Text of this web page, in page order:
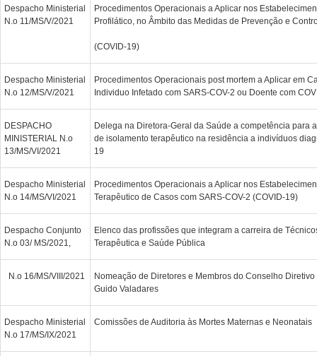
Despacho Ministerial
N.o 11/MS/V/2021
Procedimentos Operacionais a Aplicar nos
Profilático, no Âmbito das Medidas de Prevenção e
(COVID-19)
Despacho Ministerial
N.o 12/MS/V/2021
Procedimentos Operacionais post mortem a Aplicar em
Individuo Infetado com SARS-COV-2 ou Doente com
DESPACHO
MINISTERIAL N.o
13/MS/VI/2021
Delega na Diretora-Geral da Saúde a competência para
de isolamento terapêutico na residência a indivíduos
19
Despacho Ministerial
N.o 14/MS/VI/2021
Procedimentos Operacionais a Aplicar nos
Terapêutico de Casos com SARS-COV-2 (COVID-19)
Despacho Conjunto
N.o 03/ MS/2021,
Elenco das profissões que integram a carreira de
Terapêutica e Saúde Pública
N.o 16/MS/VIII/2021
Nomeação de Diretores e Membros do Conselho
Guido Valadares
Despacho Ministerial
N.o 17/MS/IX/2021
Comissões de Auditoria às Mortes Maternas e Neonatais